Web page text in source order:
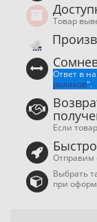
Товар
Ответ в
роликов".
Если
Отправим
Выбрать
при